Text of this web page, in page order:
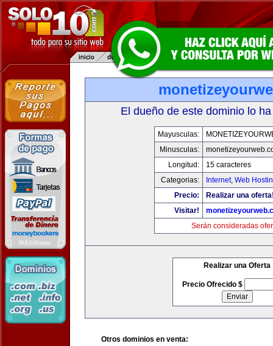
El dueño de este dominio lo
Mayusculas:
Minusculas:
Longitud:
15 caracteres
Categorias:
Internet, Web
Precio:
Realizar una
Visitar!
Serán consideradas
Realizar una Oferta
Precio Ofrecido $
Otros dominios en venta: